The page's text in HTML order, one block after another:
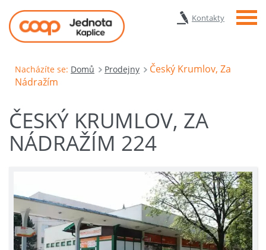
Kontakty Menu
Nacházíte se: Domů Prodejny
Český Krumlov, Za
Nádražím
ČESKÝ KRUMLOV, ZA
NÁDRAŽÍM 224